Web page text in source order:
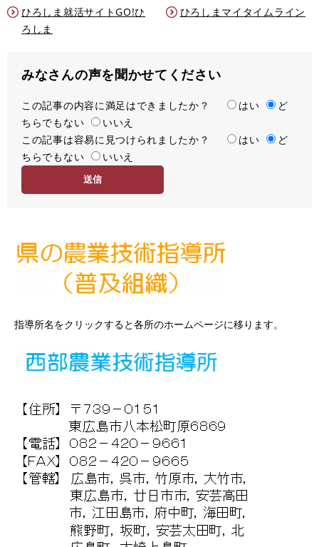
ひろしま就活サイトGO!ひ
ろしま
ひろしまマイタイムライン
みなさんの声を聞かせてください
満
足
度
この記事の内容に満足はできましたか？ はい
ど
ちらでもない
いいえ
容
易
この記事は容易に見つけられましたか？ はい
ど
ちらでもない
いいえ
指導所名をクリックすると各所のホームページに移ります。